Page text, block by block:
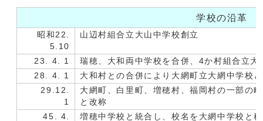
学校の沿革
昭和22.
5.10
山辺村組合立大山中学校創立
23. 4. 1
瑞穂、大和両中学校を合併、4か村組合立大
28. 4. 1
大和村との合併により大網町立大網中学校
29.12.
1
大網町、白里町、増穂村、福岡村の一部の
と改称
45. 4.
増穂中学校と統合し、校名を大網中学校と